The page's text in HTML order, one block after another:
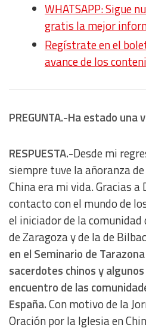
WHATSAPP: Sigue
gratis la mejor
Regístrate en el
avance de los
PREGUNTA.-Ha estado una
RESPUESTA.-Desde mi
siempre tuve la añoranza
China era mi vida. Gracias a
contacto con el mundo de
el iniciador de la
de Zaragoza y de la de
en el Seminario de
sacerdotes chinos y
encuentro de las
España.Con motivo de la
Oración por la Iglesia en